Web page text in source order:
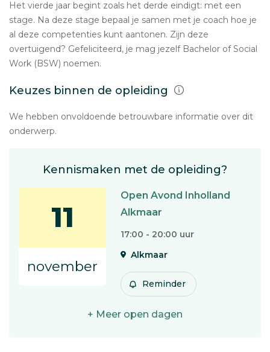
Het vierde jaar begint zoals het derde eindigt: met een
stage. Na deze stage bepaal je samen met je coach hoe je
al deze competenties kunt aantonen. Zijn deze
overtuigend? Gefeliciteerd, je mag jezelf Bachelor of Social
Work (BSW) noemen.
Keuzes binnen de opleiding
We hebben onvoldoende betrouwbare informatie over dit
onderwerp.
Kennismaken met de opleiding?
11
november
Open Avond Inholland
Alkmaar
17:00 - 20:00 uur
Alkmaar
Reminder
+ Meer open dagen